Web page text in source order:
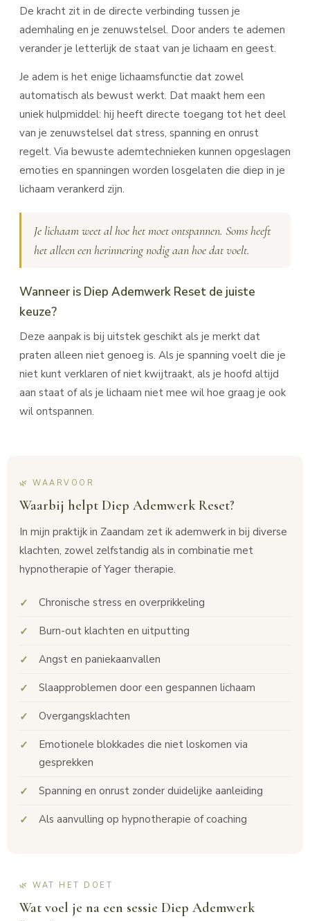
De kracht zit in de directe verbinding tussen je
ademhaling en je zenuwstelsel. Door anders te ademen
verander je letterlijk de staat van je lichaam en geest.
Je adem is het enige lichaamsfunctie dat zowel
automatisch als bewust werkt. Dat maakt hem een
uniek hulpmiddel: hij heeft directe toegang tot het deel
van je zenuwstelsel dat stress, spanning en onrust
regelt. Via bewuste ademtechnieken kunnen opgeslagen
emoties en spanningen worden losgelaten die diep in je
lichaam verankerd zijn.
Je lichaam weet al hoe het moet ontspannen. Soms heeft
het alleen een herinnering nodig aan hoe dat voelt.
Wanneer is Diep Ademwerk Reset de juiste
keuze?
Deze aanpak is bij uitstek geschikt als je merkt dat
praten alleen niet genoeg is. Als je spanning voelt die je
niet kunt verklaren of niet kwijtraakt, als je hoofd altijd
aan staat of als je lichaam niet mee wil hoe graag je ook
wil ontspannen.
🌿 WAARVOOR
Waarbij helpt Diep Ademwerk Reset?
In mijn praktijk in Zaandam zet ik ademwerk in bij diverse
klachten, zowel zelfstandig als in combinatie met
hypnotherapie of Yager therapie.
Chronische stress en overprikkeling
Burn-out klachten en uitputting
Angst en paniekaanvallen
Slaapproblemen door een gespannen lichaam
Overgangsklachten
Emotionele blokkades die niet loskomen via
gesprekken
Spanning en onrust zonder duidelijke aanleiding
Als aanvulling op hypnotherapie of coaching
🌿 WAT HET DOET
Wat voel je na een sessie Diep Ademwerk